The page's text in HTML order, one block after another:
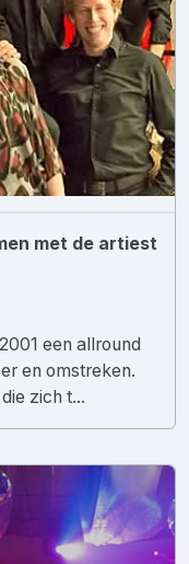
met de artiest
een allround
en omstreken.
zich t...